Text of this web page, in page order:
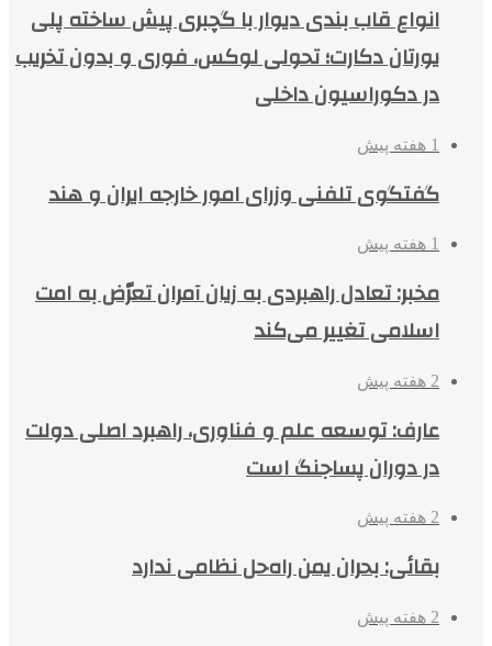
انواع قاب بندی دیوار با گچبری پیش ساخته پلی
یورتان دکارت؛ تحولی لوکس، فوری و بدون تخریب
در دکوراسیون داخلی
1 هفته پیش
گفتگوی تلفنی وزرای امور خارجه ایران و هند
1 هفته پیش
مخبر: تعادل راهبردی به زیان آمران تعرّض به امت
اسلامی تغییر می‌کند
2 هفته پیش
عارف: توسعه علم و فناوری، راهبرد اصلی دولت
در دوران پساجنگ است
2 هفته پیش
بقائی: بحران یمن راه‌حل نظامی ندارد
2 هفته پیش